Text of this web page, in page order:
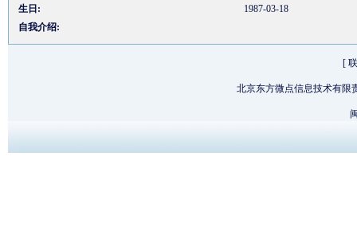
生日:
1987-03-18
自我介绍:
[
北京东方微点信息技术有限